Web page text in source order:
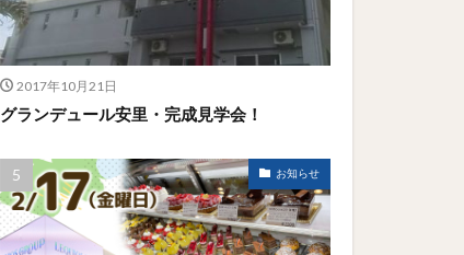
2017年10月21日
グランデュール安里・完成見学会！
お知らせ